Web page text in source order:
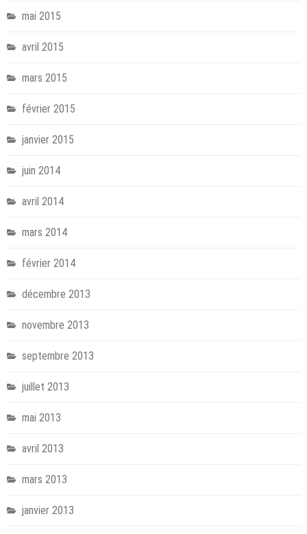
mai 2015
avril 2015
mars 2015
février 2015
janvier 2015
juin 2014
avril 2014
mars 2014
février 2014
décembre 2013
novembre 2013
septembre 2013
juillet 2013
mai 2013
avril 2013
mars 2013
janvier 2013